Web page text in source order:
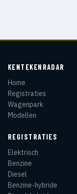
KENTEKENRADAR
Home
Registraties
Wagenpark
Modellen
REGISTRATIES
Elektrisch
Benzine
Diesel
Benzine-hybride